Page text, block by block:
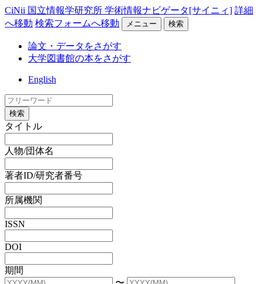
CiNii 国立情報学研究所 学術情報ナビゲータ[サイニィ] 詳細
へ移動 検索フォームへ移動 メニュー 検索
論文・データをさがす
大学図書館の本をさがす
English
検索
タイトル
人物/団体名
著者ID/研究者番号
所属機関
ISSN
DOI
期間